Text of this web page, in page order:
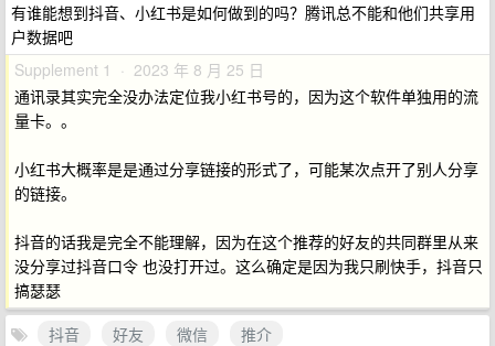
有谁能想到抖音、小红书是如何做到的吗？腾讯总不能和他们共享用
户数据吧
Supplement 1 · 2023 年 8 月 25 日
通讯录其实完全没办法定位我小红书号的，因为这个软件单独用的流
量卡。。
小红书大概率是是通过分享链接的形式了，可能某次点开了别人分享
的链接。
抖音的话我是完全不能理解，因为在这个推荐的好友的共同群里从来
没分享过抖音口令 也没打开过。这么确定是因为我只刷快手，抖音只
搞瑟瑟
抖音
好友 微信
推介